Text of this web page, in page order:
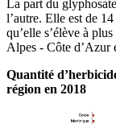
La part du
l’autre. Elle est de
qu’elle s’élève à
Alpes - Côte d’Azur
Quantité
région en 2018